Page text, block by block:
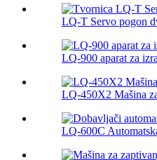
LQ-T Servo pogon
LQ-900 aparat za
LQ-450X2 Mašina
LQ-600C